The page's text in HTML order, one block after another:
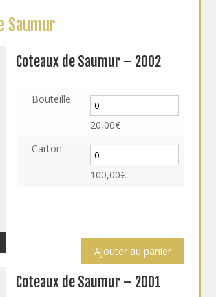
Saumur
Coteaux de Saumur – 2002
Bouteille
20,00€
Carton
100,00€
Ajouter au panier
Coteaux de Saumur – 2001